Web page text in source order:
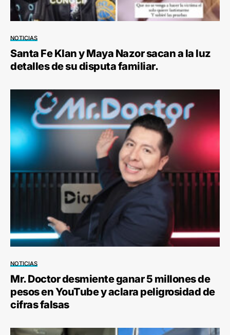
NOTICIAS
Santa Fe Klan y Maya Nazor sacan a la luz
detalles de su disputa familiar.
NOTICIAS
Mr. Doctor desmiente ganar 5 millones de
pesos en YouTube y aclara peligrosidad de
cifras falsas